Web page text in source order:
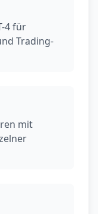
4 für
Trading-
mit